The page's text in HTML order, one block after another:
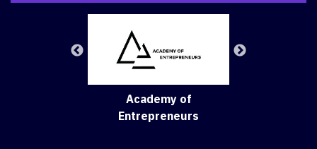
Academy of
Entrepreneurs